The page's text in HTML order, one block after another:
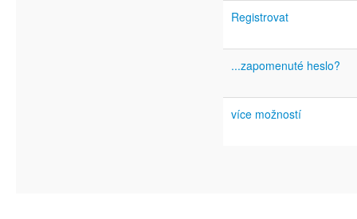
Registrovat
...zapomenuté heslo?
více možností